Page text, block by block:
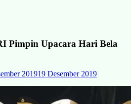
Pimpin Upacara Hari Bela
201919 Desember 2019